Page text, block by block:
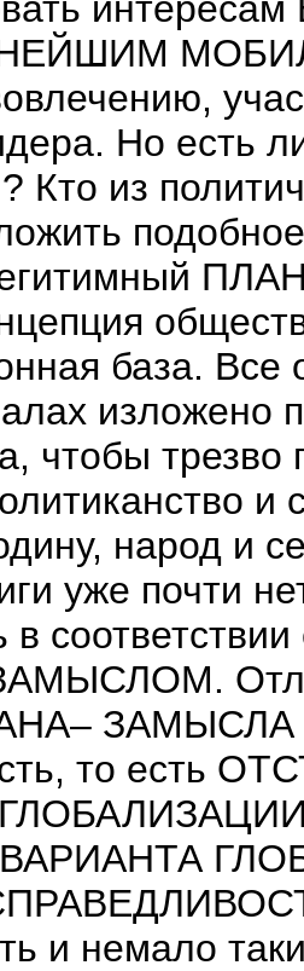
Но есть
Кто из
база. Все
чтобы
и
народ и
уже почти
в
ЗАМЫСЛА
то есть
и немало